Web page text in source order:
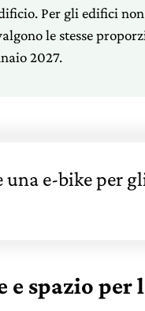
Per gli edifici
le stesse
2027.
una e-bike per
spazio per